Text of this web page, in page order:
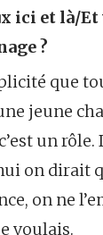
ici et là/Et
?
que
jeune
un
on dirait
on ne
voulais.